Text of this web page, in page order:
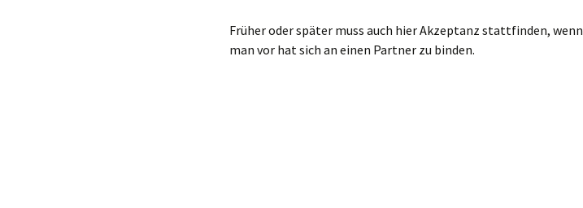
Früher oder später muss auch hier Akzeptanz stattfinden, wenn
man vor hat sich an einen Partner zu binden.